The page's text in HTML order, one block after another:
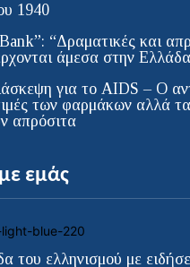
1940
“Δραματικές και
άμεσα στην
για το AIDS – Ο
τιμές των φαρμάκων αλλά
απρόσιτα
εμάς
του ελληνισμού με